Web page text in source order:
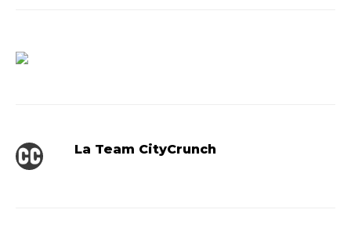
La Team CityCrunch